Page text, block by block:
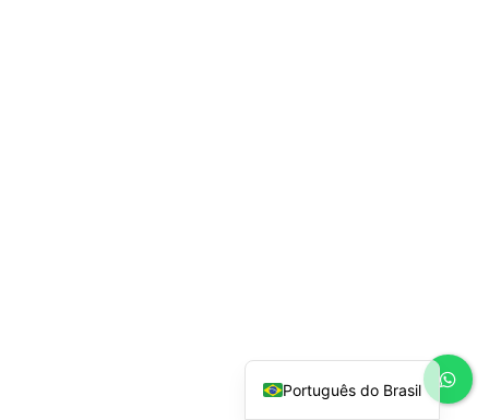
Português do Brasil